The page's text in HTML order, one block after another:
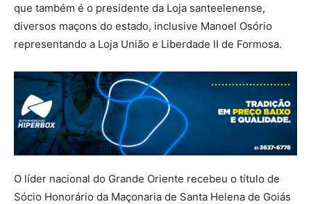
que também é o presidente da Loja santeelenense,
diversos maçons do estado, inclusive Manoel Osório
representando a Loja União e Liberdade II de Formosa.
O líder nacional do Grande Oriente recebeu o título de
Sócio Honorário da Maçonaria de Santa Helena de Goiás